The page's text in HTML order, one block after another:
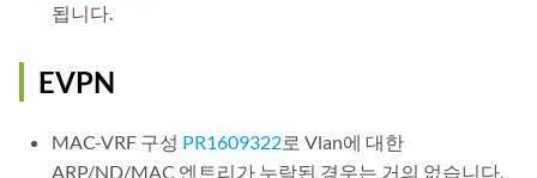
됩니다.
EVPN
MAC-VRF 구성 PR1609322로 Vlan에 대한
ARP/ND/MAC 엔트리가 누락된 경우는 거의 없습니다.